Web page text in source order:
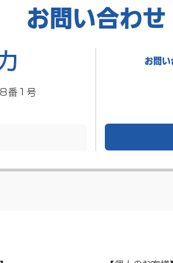
お問い合わせ
番１号
お問